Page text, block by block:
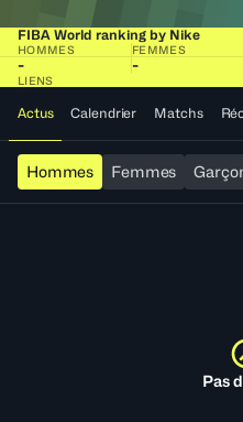
FIBA World ranking by Nike
HOMMES
-
FEMMES
-
LIENS
Actus Calendrier Matchs
Hommes Femmes
Pas